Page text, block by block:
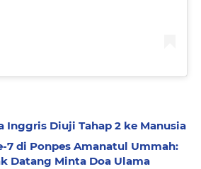
Inggris Diuji Tahap 2 ke Manusia
7 di Ponpes Amanatul Ummah:
Datang Minta Doa Ulama